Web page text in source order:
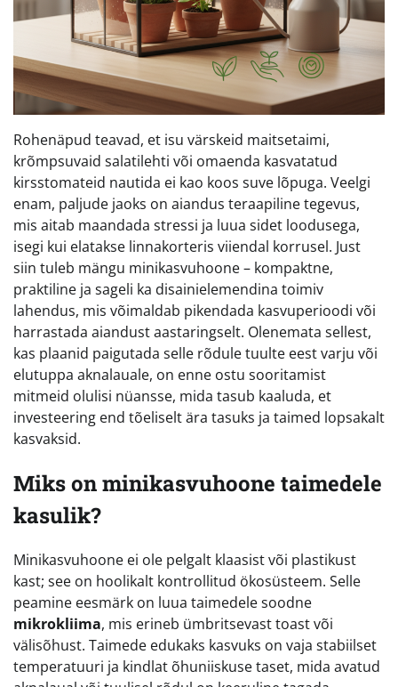
Rohenäpud teavad, et isu värskeid maitsetaimi,
krõmpsuvaid salatilehti või omaenda kasvatatud
kirsstomateid nautida ei kao koos suve lõpuga. Veelgi
enam, paljude jaoks on aiandus teraapiline tegevus,
mis aitab maandada stressi ja luua sidet loodusega,
isegi kui elatakse linnakorteris viiendal korrusel. Just
siin tuleb mängu minikasvuhoone – kompaktne,
praktiline ja sageli ka disainielemendina toimiv
lahendus, mis võimaldab pikendada kasvuperioodi või
harrastada aiandust aastaringselt. Olenemata sellest,
kas plaanid paigutada selle rõdule tuulte eest varju või
elutuppa aknalauale, on enne ostu sooritamist
mitmeid olulisi nüansse, mida tasub kaaluda, et
investeering end tõeliselt ära tasuks ja taimed lopsakalt
kasvaksid.
Miks on minikasvuhoone taimedele
kasulik?
Minikasvuhoone ei ole pelgalt klaasist või plastikust
kast; see on hoolikalt kontrollitud ökosüsteem. Selle
peamine eesmärk on luua taimedele soodne
mikrokliima, mis erineb ümbritsevast toast või
välisõhust. Taimede edukaks kasvuks on vaja stabiilset
temperatuuri ja kindlat õhuniiskuse taset, mida avatud